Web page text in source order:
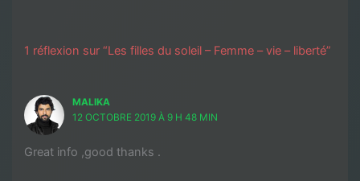
1 réflexion sur “Les filles du soleil – Femme – vie – liberté”
MALIKA
12 OCTOBRE 2019 À 9 H 48 MIN
Great info ,good thanks .